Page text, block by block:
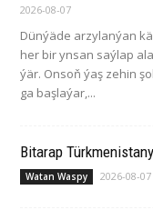
2026-08-07
Dün­ýä­de ar­zy­la­n­ýan
her bir yn­san saý­lap
ýär. On­soň ýaş ze­hin
ga baş­la­ýar,...
Bitarap
Watan Waspy 2026-08-07